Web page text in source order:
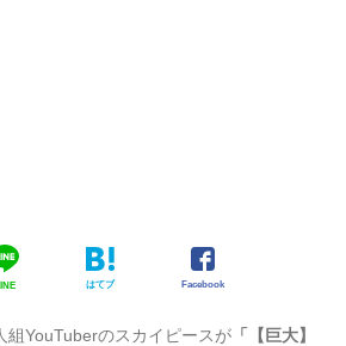
はてブ Facebook
組YouTuberのスカイピースが 「【巨大】